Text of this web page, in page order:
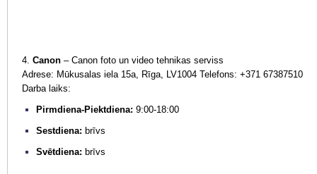
4. Canon – Canon foto un video tehnikas serviss
Adrese: Mūkusalas iela 15a, Rīga, LV1004 Telefons: +371 67387510
Darba laiks:
Pirmdiena-Piektdiena: 9:00-18:00
Sestdiena: brīvs
Svētdiena: brīvs